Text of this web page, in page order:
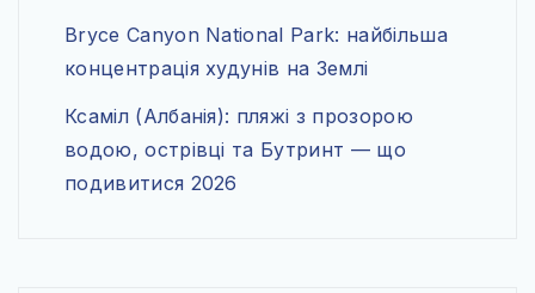
Bryce Canyon National Park: найбільша
концентрація худунів на Землі
Ксаміл (Албанія): пляжі з прозорою
водою, острівці та Бутринт — що
подивитися 2026